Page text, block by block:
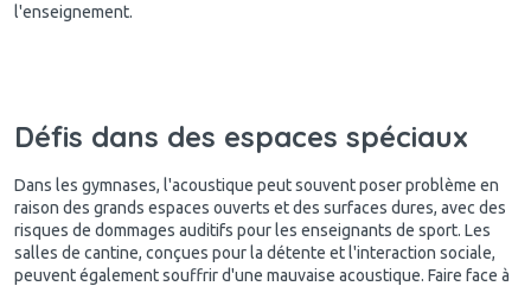
l'enseignement.
Défis dans des espaces spéciaux
Dans les gymnases, l'acoustique peut souvent poser problème en
raison des grands espaces ouverts et des surfaces dures, avec des
risques de dommages auditifs pour les enseignants de sport. Les
salles de cantine, conçues pour la détente et l'interaction sociale,
peuvent également souffrir d'une mauvaise acoustique. Faire face à